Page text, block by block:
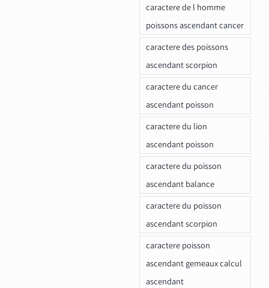
caractere de l homme
poissons ascendant cancer
caractere des poissons
ascendant scorpion
caractere du cancer
ascendant poisson
caractere du lion
ascendant poisson
caractere du poisson
ascendant balance
caractere du poisson
ascendant scorpion
caractere poisson
ascendant gemeaux calcul
ascendant